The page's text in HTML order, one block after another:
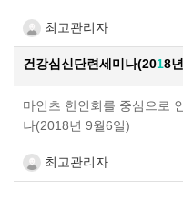
최고관리자
건강심신단련세미나(2018
마인츠 한인회를 중심으로
나(2018년 9월6일)
최고관리자